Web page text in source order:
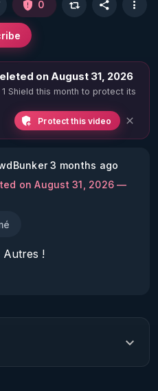
0
on August 31, 2026
Shield this month to protect its
Protect this video
3 months ago
on August 31, 2026 —
Autres !